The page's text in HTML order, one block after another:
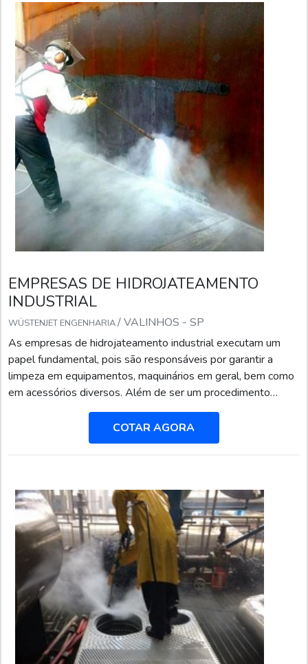
EMPRESAS DE HIDROJATEAMENTO
INDUSTRIAL
WÜSTENJET ENGENHARIA/ VALINHOS - SP
As empresas de hidrojateamento industrial executam um
papel fundamental, pois são responsáveis por garantir a
limpeza em equipamentos, maquinários em geral, bem como
em acessórios diversos. Além de ser um procedimento
eficiente, as empresas garante aos contratantes excelentes
vantagens de custo-benefício.O mecanismo se destaca como
manutenção preventiva nos equipamentos e poupa gastos
das empresas com a substituição de equipamentos ou peças
COTAR AGORA